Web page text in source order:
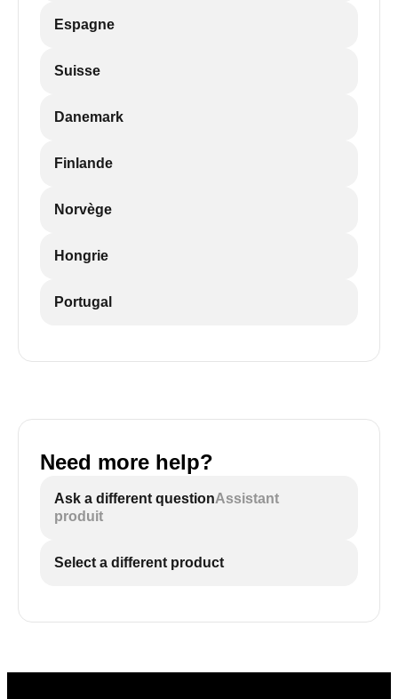
Espagne
Suisse
Danemark
Finlande
Norvège
Hongrie
Portugal
Need more help?
Ask a different questionAssistant
produit
Select a different product